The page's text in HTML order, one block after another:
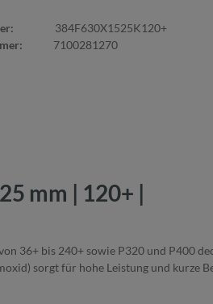
384F630X1525K120+
7100281270
mm | 120+ |
36+ bis 240+ sowie P320 und P400
sorgt für hohe Leistung und kurze